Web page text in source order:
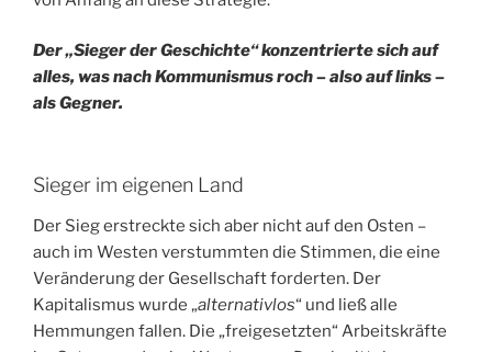
Der „Sieger der Geschichte“ konzentrierte sich auf
alles, was nach Kommunismus roch – also auf links –
als Gegner.
Sieger im eigenen Land
Der Sieg erstreckte sich aber nicht auf den Osten –
auch im Westen verstummten die Stimmen, die eine
Veränderung der Gesellschaft forderten. Der
Kapitalismus wurde „alternativlos“ und ließ alle
Hemmungen fallen. Die „freigesetzten“ Arbeitskräfte